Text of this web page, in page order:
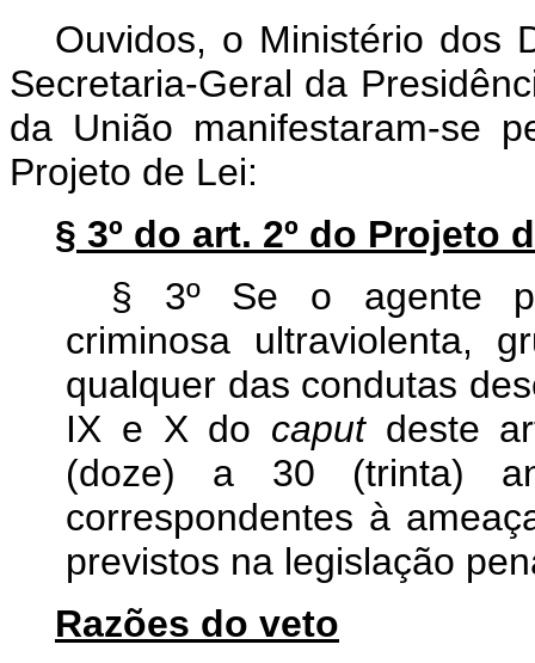
Ouvidos, o Ministério dos
Secretaria-Geral da
da União manifestaram-se
Projeto de Lei:
§ 3º do art. 2º do Projeto
§ 3º Se o agente
criminosa ultraviolenta,
qualquer das condutas
IX e X do caputdeste
(doze) a 30 (trinta)
correspondentes à
previstos na legislação
Razões do veto